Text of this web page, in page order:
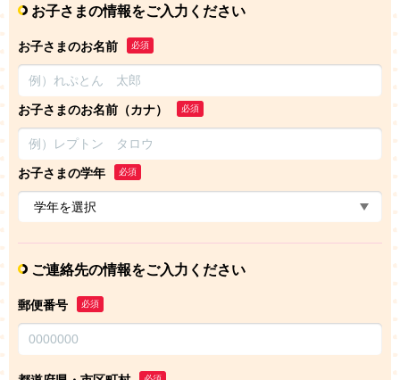
お子さまの情報をご入力ください
お子さまのお名前 必須
お子さまのお名前（カナ） 必須
お子さまの学年 必須
ご連絡先の情報をご入力ください
郵便番号 必須